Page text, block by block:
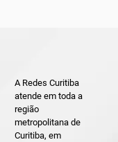
A Redes Curitiba
atende em toda a
região
metropolitana de
Curitiba, em